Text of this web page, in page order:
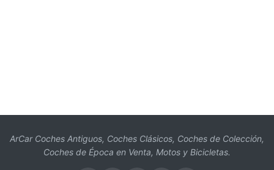
ArCar Coches Antiguos, Coches Clásicos, Coches de Colección,
Coches de Época en Venta, Motos y Bicicletas.